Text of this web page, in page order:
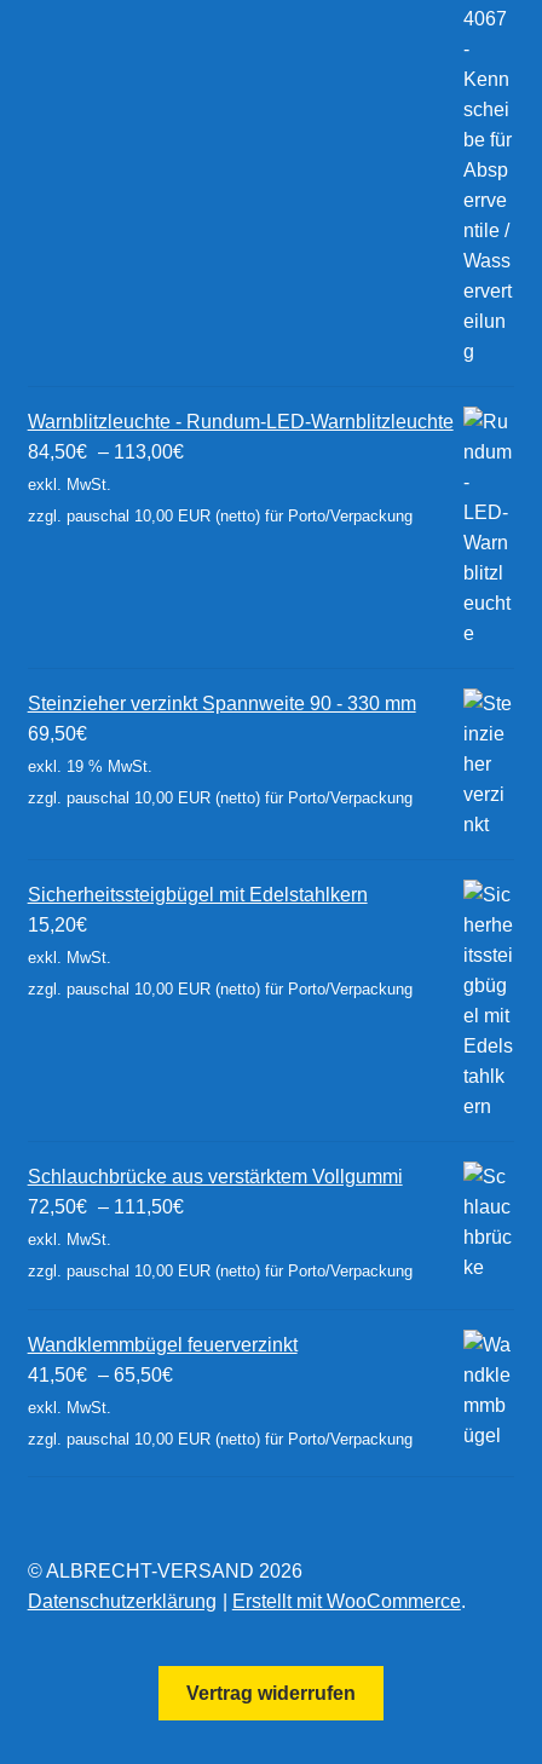
Warnblitzleuchte - Rundum-LED-Warnblitzleuchte
84,50€ – 113,00€
exkl. MwSt.
zzgl. pauschal 10,00 EUR (netto) für Porto/Verpackung
Steinzieher verzinkt Spannweite 90 - 330 mm
69,50€
exkl. 19 % MwSt.
zzgl. pauschal 10,00 EUR (netto) für Porto/Verpackung
Sicherheitssteigbügel mit Edelstahlkern
15,20€
exkl. MwSt.
zzgl. pauschal 10,00 EUR (netto) für Porto/Verpackung
Schlauchbrücke aus verstärktem Vollgummi
72,50€ – 111,50€
exkl. MwSt.
zzgl. pauschal 10,00 EUR (netto) für Porto/Verpackung
Wandklemmbügel feuerverzinkt
41,50€ – 65,50€
exkl. MwSt.
zzgl. pauschal 10,00 EUR (netto) für Porto/Verpackung
© ALBRECHT-VERSAND 2026
Datenschutzerklärung
Erstellt mit WooCommerce.
Vertrag widerrufen